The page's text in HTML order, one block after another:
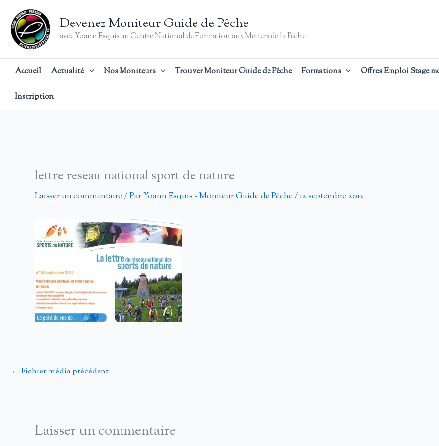
contenu
Devenez Moniteur Guide de Pêche
avec Yoann Esquis au Centre National de Formation aux Métiers de la Pêche
Accueil Actualité Nos Moniteurs Trouver Moniteur Guide de Pêche Formations Offres Emploi Stage
Inscription
lettre reseau national sport de nature
Laisser un commentaire/ ParYoann Esquis - Moniteur Guide de Pêche/12 septembre 2013
← Fichier média précédent
Laisser un commentaire